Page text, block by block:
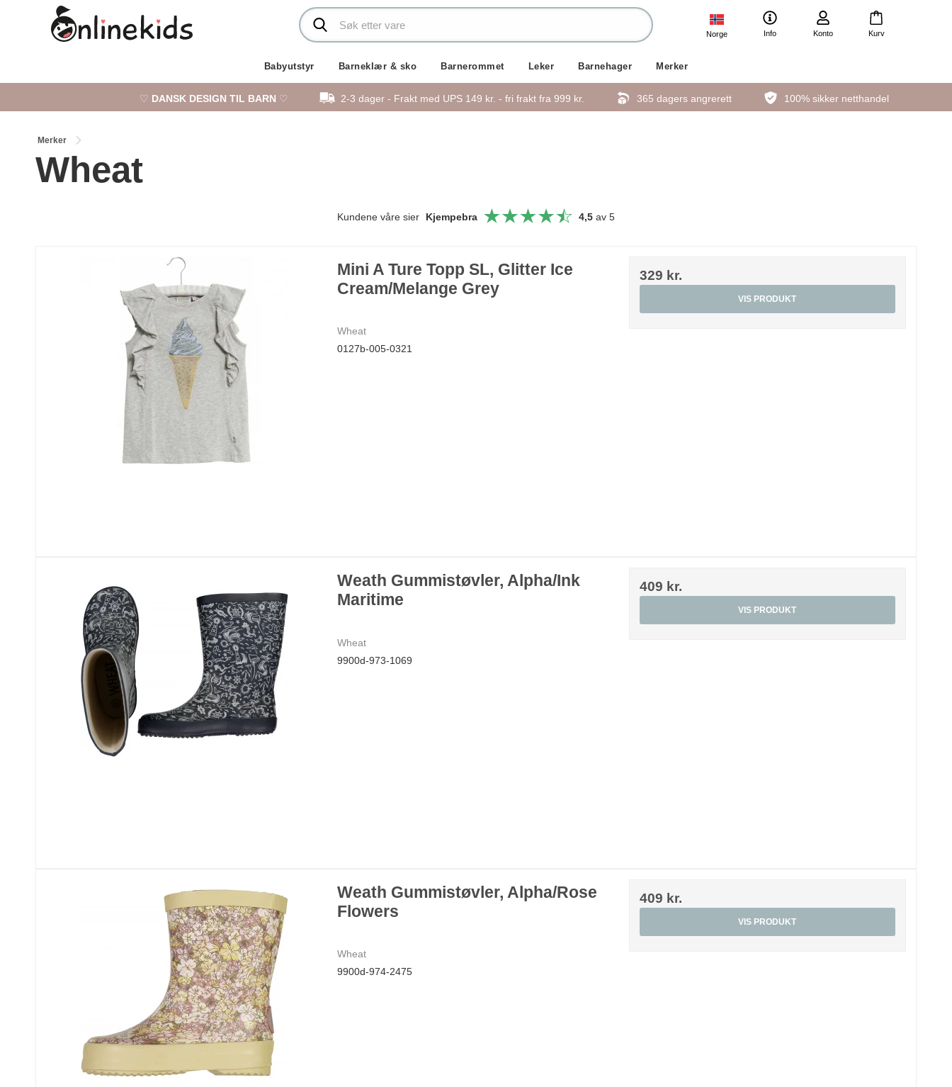
Norge Info Konto Kurv
Babyutstyr Barneklær & sko Barnerommet Leker Barnehager Merker
♡ DANSK DESIGN TIL BARN ♡ 2-3 dager - Frakt med UPS 149 kr. - fri frakt fra 999 kr. 365 dagers angrerett 100% sikker netthandel
Merker
Wheat
Kundene våre sier Kjempebra 4,5 av 5
Mini A Ture Topp SL, Glitter Ice
Cream/Melange Grey
Wheat
0127b-005-0321
329 kr.
VIS PRODUKT
Weath Gummistøvler, Alpha/Ink
Maritime
Wheat
9900d-973-1069
409 kr.
VIS PRODUKT
Weath Gummistøvler, Alpha/Rose
Flowers
Wheat
9900d-974-2475
409 kr.
VIS PRODUKT